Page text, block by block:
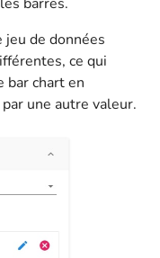
jeu de données
ce qui
bar chart en
par une autre valeur.